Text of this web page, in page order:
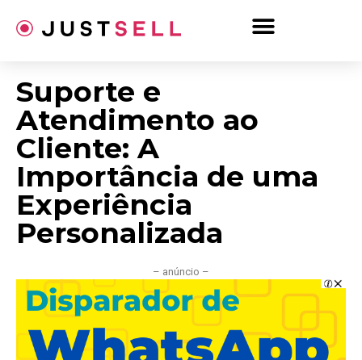
para
Suporte e
Atendimento ao
Cliente: A
Importância de uma
Experiência
Personalizada
– anúncio –